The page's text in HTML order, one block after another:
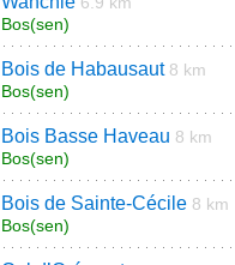
Bos(sen)
Bois de Habausaut 8 km
Bos(sen)
Bois Basse Haveau 8 km
Bos(sen)
Bois de Sainte-Cécile 8 km
Bos(sen)